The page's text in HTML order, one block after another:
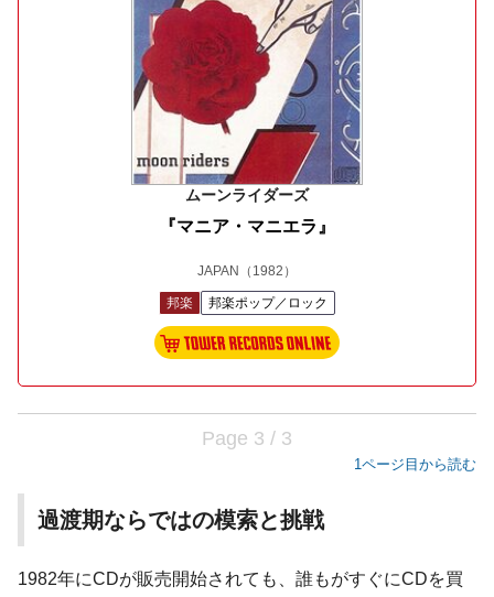
ムーンライダーズ
『マニア・マニエラ』
JAPAN （1982）
邦楽 邦楽ポップ／ロック
Page 3 / 3
1ページ目から読む
過渡期ならではの模索と挑戦
1982年にCDが販売開始されても、誰もがすぐにCDを買